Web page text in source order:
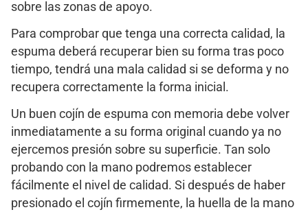
sobre las zonas de apoyo.
Para comprobar que tenga una correcta calidad, la
espuma deberá recuperar bien su forma tras poco
tiempo, tendrá una mala calidad si se deforma y no
recupera correctamente la forma inicial.
Un buen cojín de espuma con memoria debe volver
inmediatamente a su forma original cuando ya no
ejercemos presión sobre su superficie. Tan solo
probando con la mano podremos establecer
fácilmente el nivel de calidad. Si después de haber
presionado el cojín firmemente, la huella de la mano